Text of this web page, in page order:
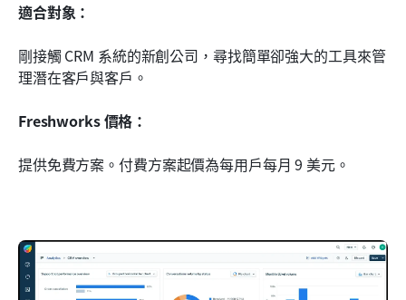
適合對象：
剛接觸 CRM 系統的新創公司，尋找簡單卻強大的工具來管
理潛在客戶與客戶。
Freshworks 價格：
提供免費方案。付費方案起價為每用戶每月 9 美元。